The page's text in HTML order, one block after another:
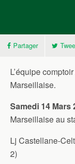
Partager
L’équipe
Marseillaise.
Samedi 14 Mars
Marseillaise au
Lj Castellane-
2)